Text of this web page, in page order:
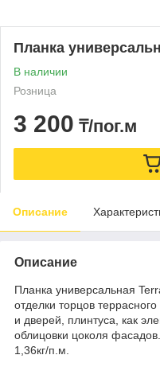
Планка
В наличии
Розница
3 200 ₸/пог.м
Описание
Описание
Планка универсальная
отделки торцов
и дверей, плинтуса, как
облицовки цоколя
1,36кг/п.м.